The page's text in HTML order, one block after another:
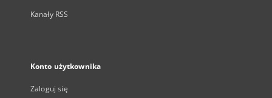
Kanały RSS
Konto użytkownika
Zaloguj się